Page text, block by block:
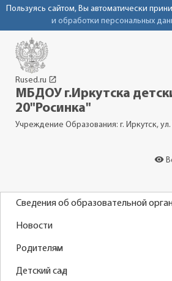
Пользуясь сайтом, Вы автоматически
и обработки персональных
Rused.ru launch
МБДОУ г.Иркутска
20"Росинка"
Учреждение Образования: г. Иркутск,
visibility
Сведения об образовательной
Новости
Родителям
Детский сад